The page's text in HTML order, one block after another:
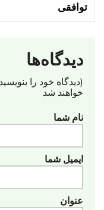
توافقی
دیدگاه‌ها
(دیدگاه خود را
خواهند شد
نام شما
ایمیل شما
عنوان